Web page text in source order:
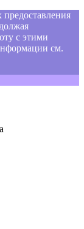
предоставления
с этими
см.